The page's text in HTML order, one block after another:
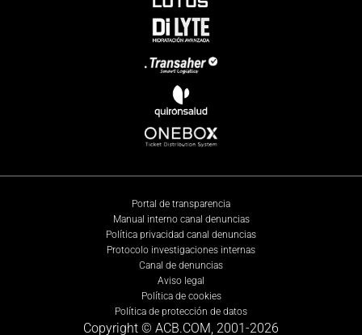
Portal de transparencia
Manual interno canal denuncias
Política privacidad canal denuncias
Protocolo investigaciones internas
Canal de denuncias
Aviso legal
Política de cookies
Política de protección de datos
Copyright © ACB.COM, 2001-2026